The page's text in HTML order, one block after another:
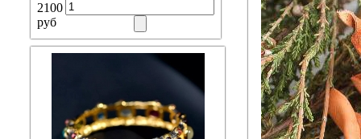
2100
руб